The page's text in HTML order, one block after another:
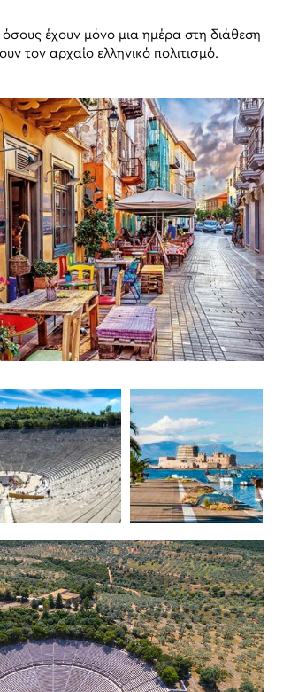
έχουν μόνο μια ημέρα στη διάθεση
τον αρχαίο ελληνικό πολιτισμό.